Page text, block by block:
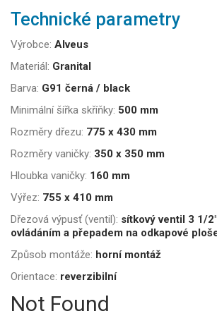
Technické parametry
Výrobce: Alveus
Materiál: Granital
Barva: G91 černá / black
Minimální šířka skříňky: 500 mm
Rozměry dřezu: 775 x 430 mm
Rozměry vaničky: 350 x 350 mm
Hloubka vaničky: 160 mm
Výřez: 755 x 410 mm
Dřezová výpusť (ventil): sítkový ventil 3 1/
ovládáním a přepadem na odkapové
Způsob montáže: horní montáž
Orientace: reverzibilní
Not Found